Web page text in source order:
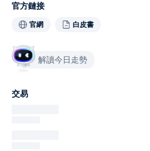
官方鏈接
官網 白皮書
解讀今日走勢
交易